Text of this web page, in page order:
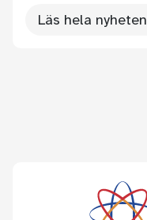
Läs hela nyheten